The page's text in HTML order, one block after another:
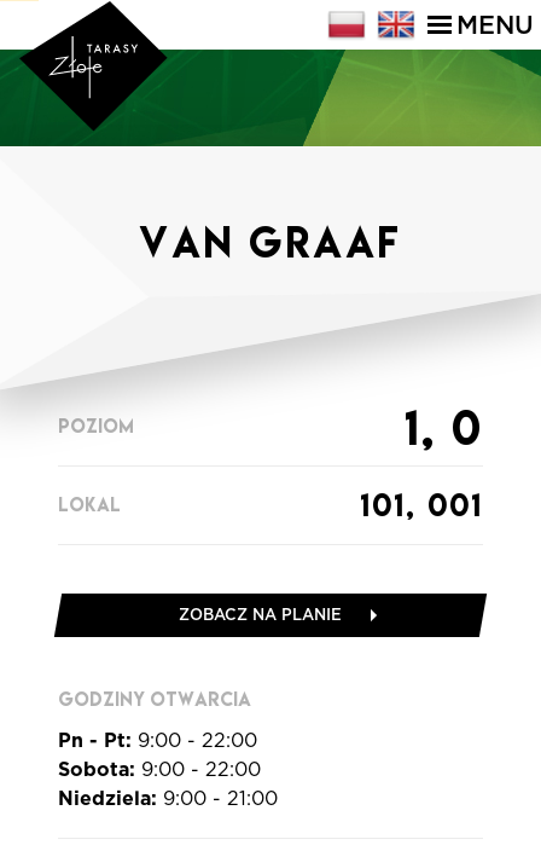
MENU
VAN GRAAF
POZIOM 1, 0
LOKAL 101, 001
ZOBACZ NA PLANIE
GODZINY OTWARCIA
Pn - Pt: 9:00 - 22:00
Sobota: 9:00 - 22:00
Niedziela: 9:00 - 21:00